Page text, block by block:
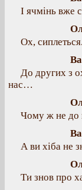
І ячмінь вже
Ох,
До других з
нас…
Чому ж не до
А ви хіба не
Ти знов про